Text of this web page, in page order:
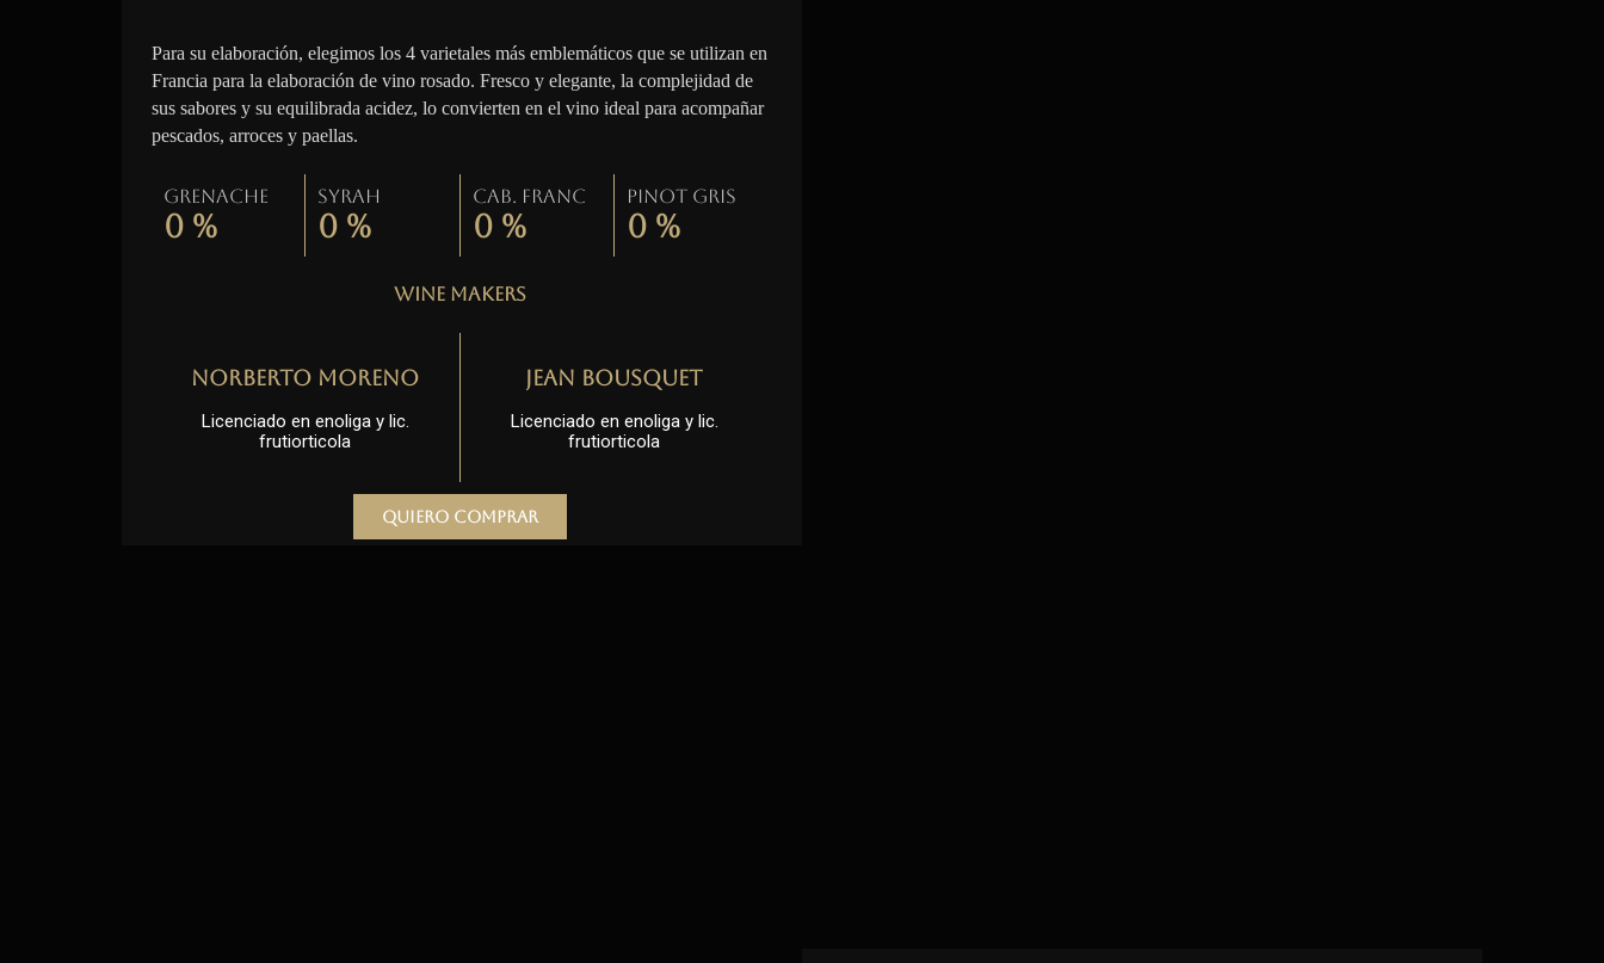
Para su elaboración, elegimos los 4 varietales más emblemáticos que se utilizan en
Francia para la elaboración de vino rosado. Fresco y elegante, la complejidad de
sus sabores y su equilibrada acidez, lo convierten en el vino ideal para acompañar
pescados, arroces y paellas.
Grenache
0 %
Syrah
0 %
Cab. Franc
0 %
Pinot gris
0 %
Wine Makers
Norberto Moreno
Licenciado en enoliga y lic.
frutiorticola
Jean Bousquet
Licenciado en enoliga y lic.
frutiorticola
Quiero comprar